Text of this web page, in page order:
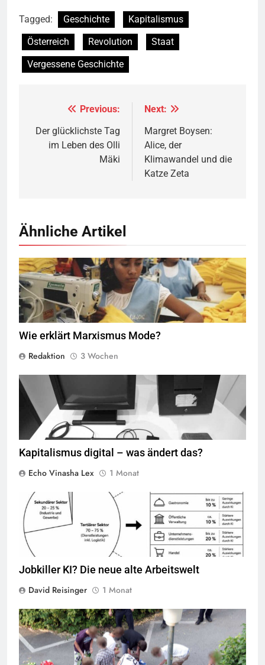
Tagged: Geschichte
Kapitalismus
Österreich
Revolution
Staat
Vergessene Geschichte
Beitragsnavigation
Previous:
Der glücklichste Tag
im Leben des Olli
Mäki
Next:
Margret Boysen:
Alice, der
Klimawandel und die
Katze Zeta
Ähnliche Artikel
Näherinnen in Sweatshop © marissaorton (flickr)BY-SA 2.0
Wie erklärt Marxismus Mode?
Redaktion
3 Wochen
Der NeXTcube diente 1990 am CERN als erster Webserver der Welt
und wurde von Tim Berners-Lee zur Entwicklung des World Wide
Web genutzt. Das Warnschild „This machine is a server. DO NOT
POWER IT DOWN!!“ sollte verhindern, dass der einzige Webserver
versehentlich ausgeschaltet wird. Heute ist der Originalrechner im
Science Museum in London ausgestellt,Quelle©
Kapitalismus digital – was ändert das?
Echo Vinasha Lex
1 Monat
© Chat GPT
Jobkiller KI? Die neue alte Arbeitswelt
David Reisinger
1 Monat
Jugendliche verlieren im öffentlichen Raum zunehmend ihre
Freiheiten,Quelle © Armin KübelbeckCC-BY-SA-3.0